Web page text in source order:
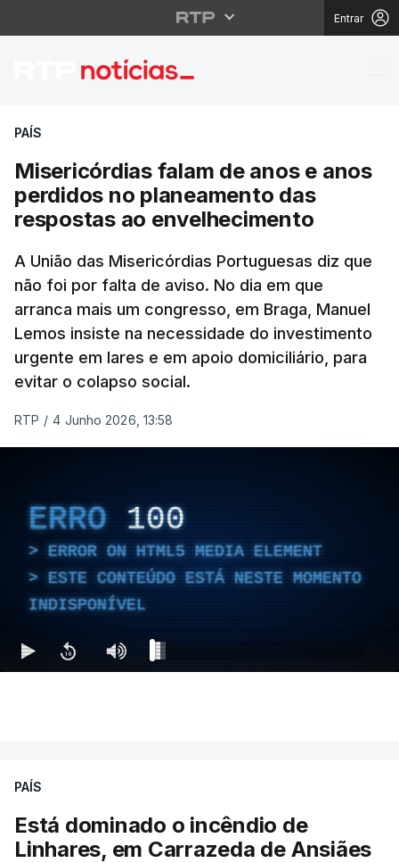
Entrar
Misericórdias falam
PAÍS
Misericórdias falam de anos e anos
perdidos no planeamento das
respostas ao envelhecimento
A União das Misericórdias Portuguesas diz que
não foi por falta de aviso. No dia em que
arranca mais um congresso, em Braga, Manuel
Lemos insiste na necessidade do investimento
urgente em lares e em apoio domiciliário, para
evitar o colapso social.
RTP / 4 Junho 2026, 13:58
ERRO 100
ERROR ON HTML5 MEDIA ELEMENT
ESTE CONTEÚDO ESTÁ NESTE MOMENTO
INDISPONÍVEL
PAÍS
Está dominado o incêndio de
Linhares, em Carrazeda de Ansiães